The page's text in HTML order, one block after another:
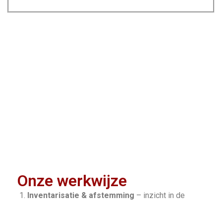
Onze werkwijze
Inventarisatie & afstemming – inzicht in de